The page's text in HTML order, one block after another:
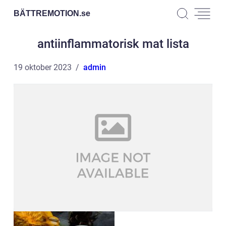
BÄTTREMOTION.se
antiinflammatorisk mat lista
19 oktober 2023 admin